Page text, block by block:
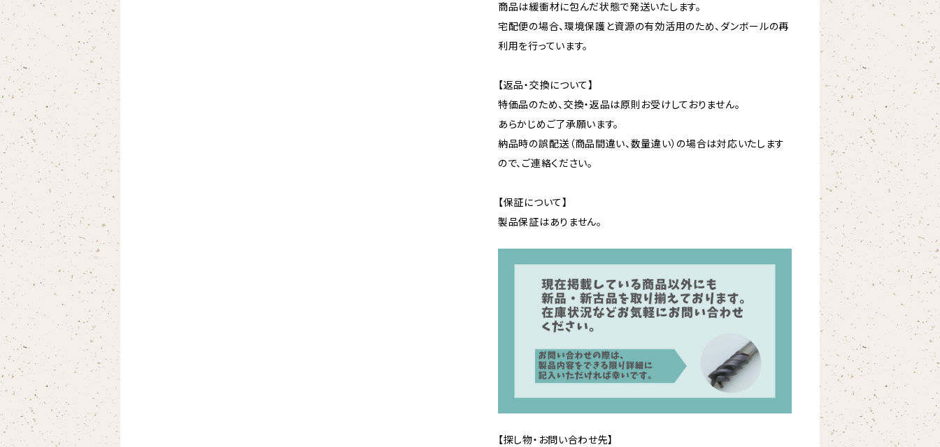
商品は緩衝材に包んだ状態で発送いたします。
宅配便の場合、環境保護と資源の有効活用のため、ダンボールの再
利用を行っています。
【返品・交換について】
特価品のため、交換・返品は原則お受けしておりません。
あらかじめご了承願います。
納品時の誤配送（商品間違い、数量違い）の場合は対応いたします
ので、ご連絡ください。
【保証について】
製品保証はありません。
【探し物・お問い合わせ先】